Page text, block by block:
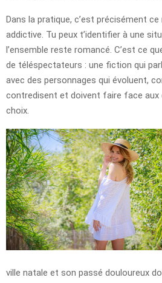
Dans la pratique, c’est précisément
addictive. Tu peux t’identifier à une
l’ensemble reste romancé. C’est ce
de téléspectateurs : une fiction qui
avec des personnages qui évoluent,
contredisent et doivent faire face aux
choix.
ville natale et son passé douloureux